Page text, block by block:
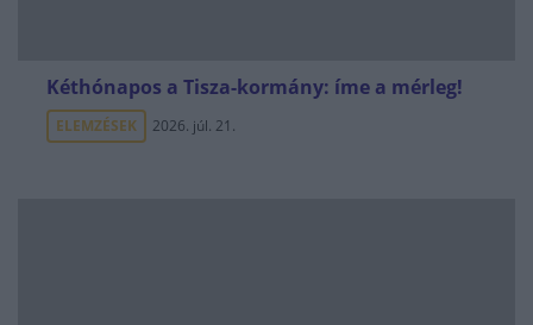
Kéthónapos a Tisza-kormány: íme a mérleg!
ELEMZÉSEK 2026. júl. 21.